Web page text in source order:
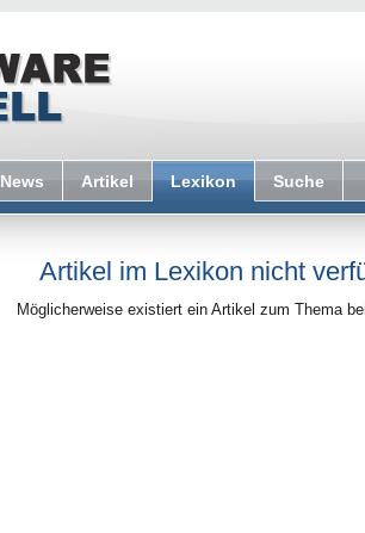
News Artikel Lexikon Suche
Artikel im Lexikon nicht
Möglicherweise existiert ein Artikel zum Thema